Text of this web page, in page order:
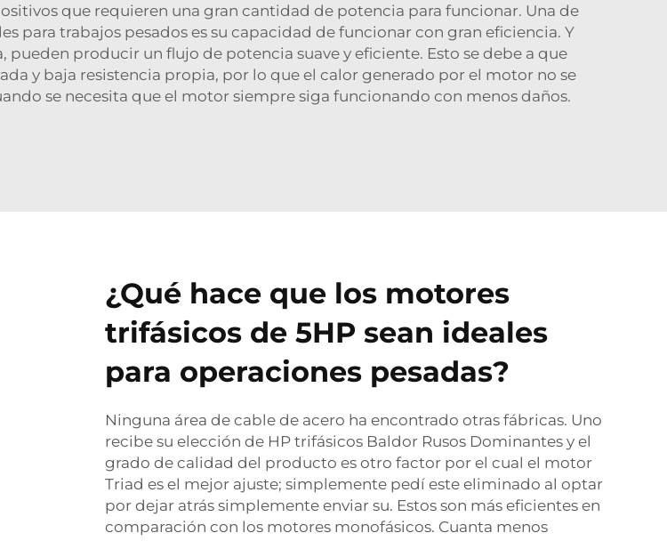
que requieren una gran cantidad de potencia para funcionar. Una de
para trabajos pesados es su capacidad de funcionar con gran eficiencia. Y
producir un flujo de potencia suave y eficiente. Esto se debe a que
y baja resistencia propia, por lo que el calor generado por el motor no se
se necesita que el motor siempre siga funcionando con menos daños.
¿Qué hace que los motores
trifásicos de 5HP sean ideales
para operaciones pesadas?
Ninguna área de cable de acero ha encontrado otras fábricas. Uno
recibe su elección de HP trifásicos Baldor Rusos Dominantes y el
grado de calidad del producto es otro factor por el cual el motor
Triad es el mejor ajuste; simplemente pedí este eliminado al optar
por dejar atrás simplemente enviar su. Estos son más eficientes en
comparación con los motores monofásicos. Cuanta menos